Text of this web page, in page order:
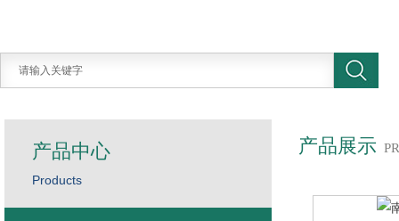
产品展示
产品中心
Products